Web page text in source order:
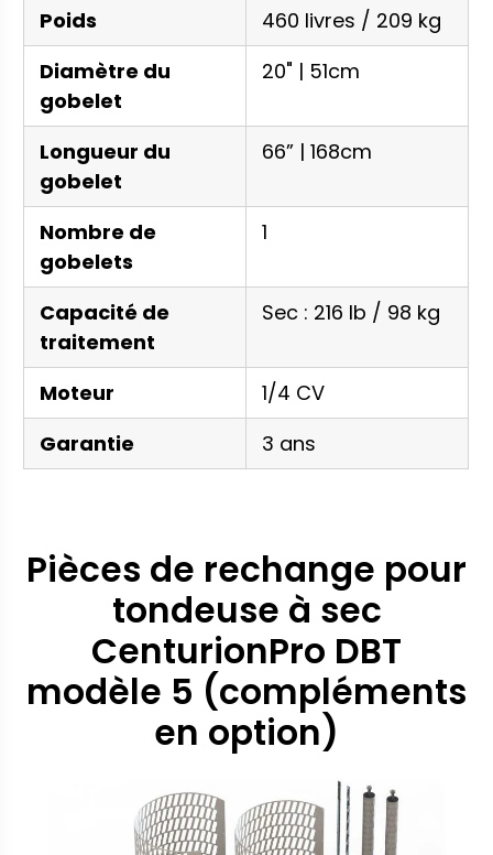
Poids
460 livres / 209 kg
Diamètre du
gobelet
20" | 51cm
Longueur du
gobelet
66” | 168cm
Nombre de
gobelets
1
Capacité de
traitement
Sec : 216 lb / 98 kg
Moteur
1/4 CV
Garantie
3 ans
Pièces de rechange pour
tondeuse à sec
CenturionPro DBT
modèle 5 (compléments
en option)